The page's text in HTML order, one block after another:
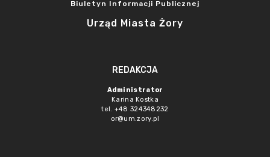
Biuletyn Informacji Publicznej
Urząd Miasta Żory
REDAKCJA
Administrator
Karina Kostka
tel. +48 324348232
or@um.zory.pl